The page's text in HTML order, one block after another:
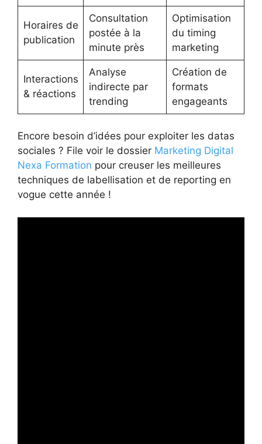
Horaires de
publication
Consultation
postée à la
minute près
Optimisation
du timing
marketing
Interactions
& réactions
Analyse
indirecte par
trending
Création de
formats
engageants
Encore besoin d’idées pour exploiter les datas
sociales ? File voir le dossier Marketing Digital
Nexa Formation pour creuser les meilleures
techniques de labellisation et de reporting en
vogue cette année !